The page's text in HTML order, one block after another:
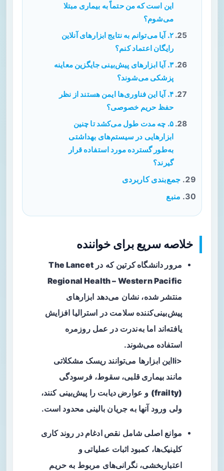
این است که من حتماً به بیماری مبتلا
می‌شوم؟
۲. آیا می‌توانم به نتایج ابزارهای آنلاین
رایگان اعتماد کنم؟
۳. آیا ابزارهای پیش‌بینی جایگزین معاینه
پزشکی می‌شوند؟
۴. آیا این فناوری‌ها ایمن هستند از نظر
حفظ حریم خصوصی؟
۵. چه مدت طول می‌کشد تا چنین
ابزارهایی در سیستم‌های بهداشتی
به‌طور گسترده مورد استفاده قرار
گیرند؟
جمع‌بندی کاربردی
منبع
خلاصه سریع برای خواننده
مرور دانشگاه کرتین که درThe Lancet
Regional Health – Western Pacific
منتشر شده، نشان می‌دهد ابزارهای
پیش‌بینی‌کننده سلامت در استرالیا افزایش
یافته‌اند اما به‌ندرت در عمل روزمره
استفاده می‌شوند.
<liاین ابزارها می‌توانند ریسک مشکلاتی
مانند بیماری قلبی،سقوط، فرسودگی
(frailty)
و عوارض دیابت را پیش‌بینی کنند،
ولی ورود آنها به جریان بالینی محدود است.
موانع اصلی شامل نقص ادغام در روند کاری
کلینیک‌ها،کمبود اثبات عملیاتی و
اعتباربخشی، نگرانی‌های مربوط به حریم